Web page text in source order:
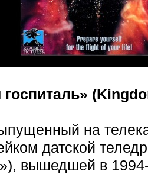
госпиталь»
на
датской
вышедшей в